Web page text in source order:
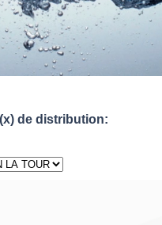
de distribution: